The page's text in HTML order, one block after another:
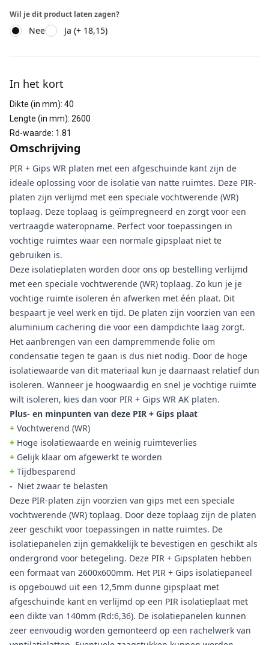
Wil je dit product laten zagen?
Nee Ja (+ 18,15)
In het kort
Dikte (in mm): 40
Lengte (in mm): 2600
Rd-waarde: 1.81
Omschrijving
PIR + Gips WR platen met een afgeschuinde kant zijn de
ideale oplossing voor de isolatie van natte ruimtes. Deze PIR-
platen zijn verlijmd met een speciale vochtwerende (WR)
toplaag. Deze toplaag is geïmpregneerd en zorgt voor een
vertraagde wateropname. Perfect voor toepassingen in
vochtige ruimtes waar een normale gipsplaat niet te
gebruiken is.
Deze isolatieplaten worden door ons op bestelling verlijmd
met een speciale vochtwerende (WR) toplaag. Zo kun je je
vochtige ruimte isoleren én afwerken met één plaat. Dit
bespaart je veel werk en tijd. De platen zijn voorzien van een
aluminium cachering die voor een dampdichte laag zorgt.
Het aanbrengen van een dampremmende folie om
condensatie tegen te gaan is dus niet nodig. Door de hoge
isolatiewaarde van dit materiaal kun je daarnaast relatief dun
isoleren. Wanneer je hoogwaardig en snel je vochtige ruimte
wilt isoleren, kies dan voor PIR + Gips WR AK platen.
Plus- en minpunten van deze PIR + Gips plaat
+ Vochtwerend (WR)
+ Hoge isolatiewaarde en weinig ruimteverlies
+ Gelijk klaar om afgewerkt te worden
+ Tijdbesparend
- Niet zwaar te belasten
Deze PIR-platen zijn voorzien van gips met een speciale
vochtwerende (WR) toplaag. Door deze toplaag zijn de platen
zeer geschikt voor toepassingen in natte ruimtes. De
isolatiepanelen zijn gemakkelijk te bevestigen en geschikt als
ondergrond voor betegeling. Deze PIR + Gipsplaten hebben
een formaat van 2600x600mm. Het PIR + Gips isolatiepaneel
is opgebouwd uit een 12,5mm dunne gipsplaat met
afgeschuinde kant en verlijmd op een PIR isolatieplaat met
een dikte van 140mm (Rd:6,36). De isolatiepanelen kunnen
zeer eenvoudig worden gemonteerd op een rachelwerk van